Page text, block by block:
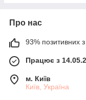
Про нас
93% позитивних з
Працює з
м. Київ
Київ, Україна